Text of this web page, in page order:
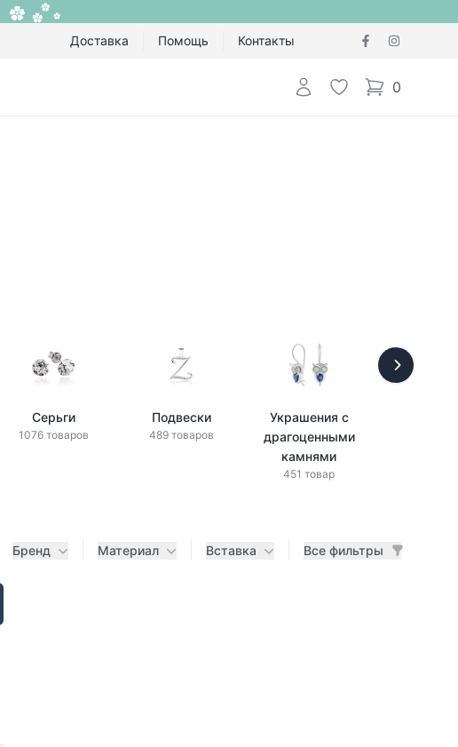
Доставка Помощь Контакты
Авторизоваться
Избранное
0
items in cart,
Серьги
1076 товаров
Подвески
489 товаров
Украшения с
драгоценными
камнями
451 товар
Бренд Материал Вставка Все фильтры